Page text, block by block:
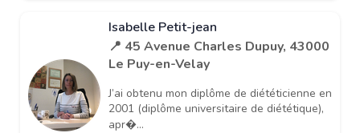
Isabelle Petit-jean
📍 45 Avenue Charles Dupuy, 43000
Le Puy-en-Velay
J’ai obtenu mon diplôme de diététicienne en
2001 (diplôme universitaire de diététique),
apr�...